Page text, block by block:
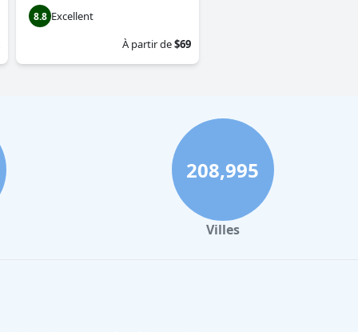
8.8 Excellent
À partir de$69
208,995
Villes